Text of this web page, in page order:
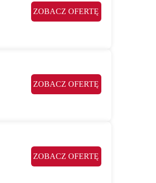
ZOBACZ OFERTĘ
ZOBACZ OFERTĘ
ZOBACZ OFERTĘ